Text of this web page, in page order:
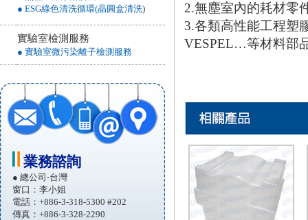
● ESG綠色清洗循環(晶圓盒清洗)
實驗室檢測服務
● 實驗室微污染離子檢測服務
業務諮詢
● 總公司-台灣
窗口：李小姐
電話：+886-3-318-5300 #202
傳真：+886-3-328-2290
2.無塵室內的耗材零
3.各類高性能工程塑
VESPEL…等材料部